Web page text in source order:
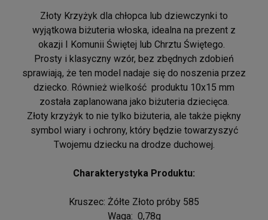
Złoty Krzyżyk dla chłopca lub dziewczynki to
wyjątkowa biżuteria włoska, idealna na prezent z
okazji I Komunii Świętej lub Chrztu Świętego.
Prosty i klasyczny wzór, bez zbędnych zdobień
sprawiają, że ten model nadaje się do noszenia przez
dziecko. Również wielkość produktu 10x15 mm
została zaplanowana jako biżuteria dziecięca.
Złoty krzyżyk to nie tylko biżuteria, ale także piękny
symbol wiary i ochrony, który będzie towarzyszyć
Twojemu dziecku na drodze duchowej.
Charakterystyka Produktu:
Kruszec: Żółte Złoto próby 585
Waga: 0,78g